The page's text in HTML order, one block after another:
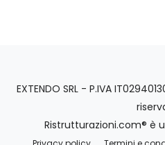
EXTENDO SRL - P.IVA
Ristrutturazioni.com® è